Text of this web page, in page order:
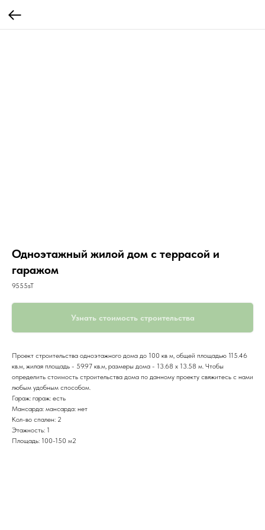
Одноэтажный жилой дом с террасой и
гаражом
9555sT
Узнать стоимость строительства
Проект строительства одноэтажного дома до 100 кв м, общей площадью 115.46
кв.м, жилая площадь - 59.97 кв.м, размеры дома - 13.68 x 13.58 м. Чтобы
определить стоимость строительства дома по данному проекту свяжитесь с нами
любым удобным способом.
Гараж: гараж: есть
Мансарда: мансарда: нет
Кол-во спален: 2
Этажность: 1
Площадь: 100-150 м2